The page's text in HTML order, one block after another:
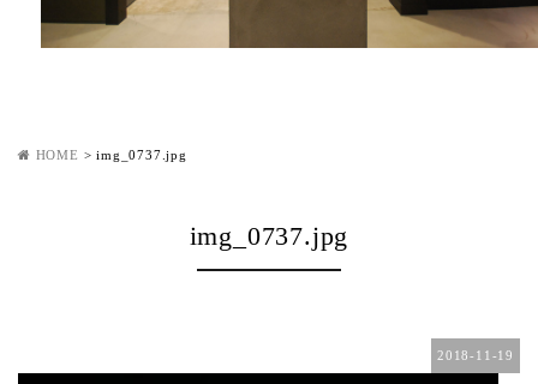
HOME >img_0737.jpg
img_0737.jpg
2018-11-19